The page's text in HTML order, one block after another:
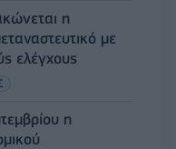
η
με
ελέγχους
η